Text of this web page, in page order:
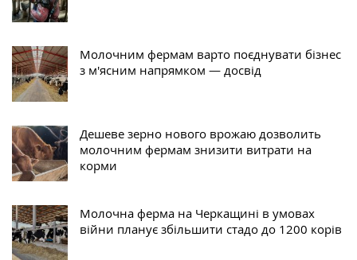
Молочним фермам варто поєднувати бізнес
з м'ясним напрямком — досвід
Дешеве зерно нового врожаю дозволить
молочним фермам знизити витрати на
корми
Молочна ферма на Черкащині в умовах
війни планує збільшити стадо до 1200 корів